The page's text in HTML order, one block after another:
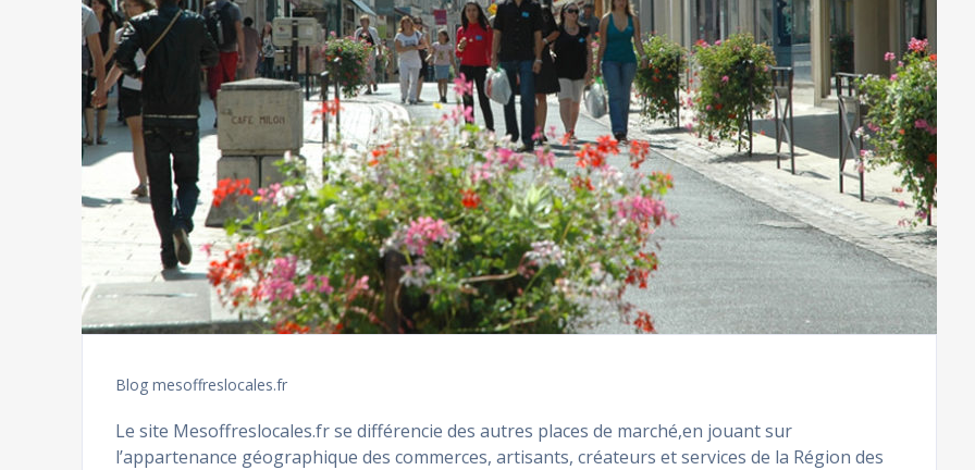
Blog mesoffreslocales.fr
Le site Mesoffreslocales.fr se différencie des autres places de marché,en jouant sur
l’appartenance géographique des commerces, artisants, créateurs et services de la Région des